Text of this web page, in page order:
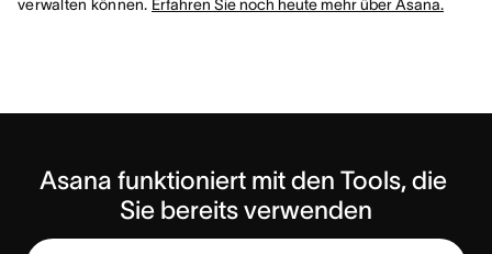
verwalten können. Erfahren Sie noch heute mehr über Asana.
Asana funktioniert mit den Tools, die
Sie bereits verwenden